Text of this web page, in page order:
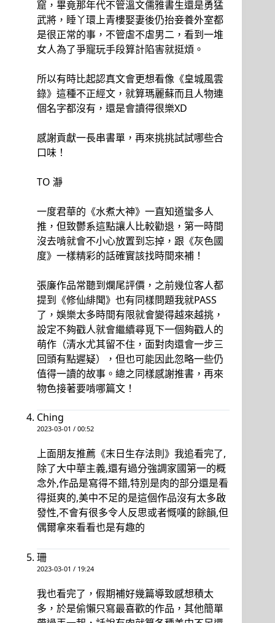
窟，畢竟那年代不管溫文儒雅書生還是勇猛
武將，睡丫環上青樓娶妻後仍抬妾養外室都
是很正常的事，不管虐不虐男二，看到一堆
女人為了爭寵玩手段算計陷害就挺煩。
所以有時比起認真文會更想看像《皇城風雲
錄》這種不正經文，就算瑪麗蘇而且人物連
個名字都沒有，還是會讀得很樂XD
感謝貢獻一長串書單，再來挑挑試試哪些合
口味！
TO 瀞
一度君華的《水煮大神》一直知道蠻多人
推，但致鬱系這點讓人比較勸退，第一時間
沒去啃就會不小心放置到忘掉，跟《灰色國
度》一樣精彩的話確實該找時間來補！
張廉作品常聽到爛尾評價，之前幾位客人都
提到《修仙緋聞》也有同樣問題我就PASS
了，娛樂太多時間有限就會變得越來越挑，
設定不夠戳人就會繼續尋覓下一個夠戳人的
萌作（清水尤其留不住，面對肉還會一步三
回頭有點遲疑），但也可能因此忽略一些仍
值得一讀的故事。總之同樣感謝推書，再來
物色接著要啃哪篇文！
Ching
2023-03-01 / 00:52
上面朋友推薦《末日生存法則》我追看完了,
除了大中華主義,還有過分強調家國第一的概
念外,作品是寫得不錯,特別是肉的部分還是看
得挺爽的,美中不足的是這個作品沒有太多啟
發性,不會有很多令人反思或者慨嘆的餘韻,但
偶爾拿來看看也是有趣的
珊
2023-03-01 / 19:24
我也看完了，假期補好幾篇導致感想積太
多，於是偷懶只寫最喜歡的作品，其他簡單